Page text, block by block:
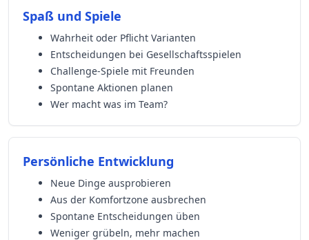
Spaß und Spiele
Wahrheit oder Pflicht Varianten
Entscheidungen bei Gesellschaftsspielen
Challenge-Spiele mit Freunden
Spontane Aktionen planen
Wer macht was im Team?
Persönliche Entwicklung
Neue Dinge ausprobieren
Aus der Komfortzone ausbrechen
Spontane Entscheidungen üben
Weniger grübeln, mehr machen